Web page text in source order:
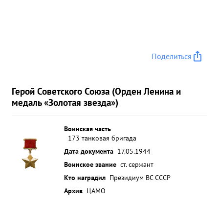
Поделиться
Герой Советского Союза (Орден Ленина и
медаль «Золотая звезда»)
Воинская часть
173 танковая бригада
Дата документа 17.05.1944
Воинское звание ст. сержант
Кто наградил Президиум ВС СССР
Архив ЦАМО